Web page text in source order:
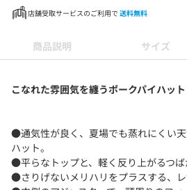
店舗受取サービスのご利用で 送料無料
商品説明 サイズ
こなれた雰囲気を纏うポークパイハット
●通気性が良く、夏場でも蒸れにくい
ハット。
●平らなトップと、軽く反り上がるつば
●さりげないメリハリをプラスする、レ